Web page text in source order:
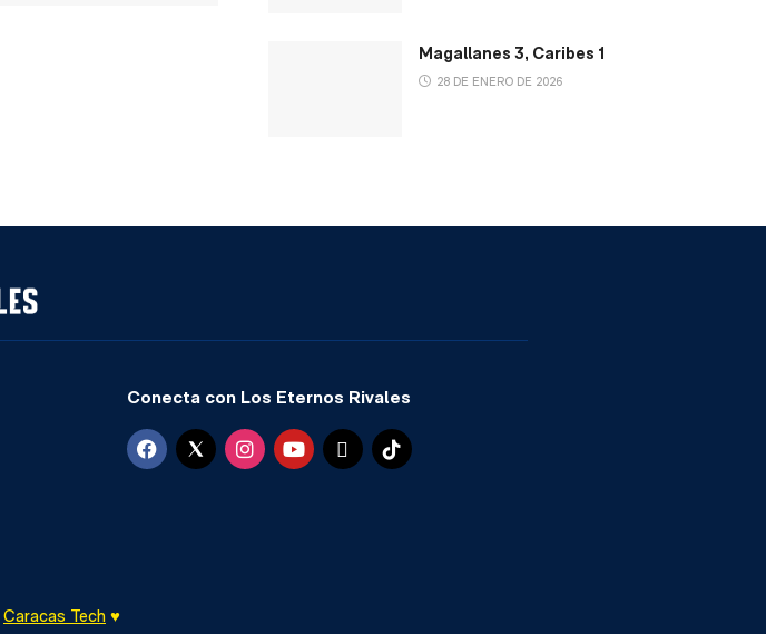
Magallanes 3, Caribes 1
28 DE ENERO DE 2026
Conecta con Los Eternos Rivales
Caracas Tech ♥️